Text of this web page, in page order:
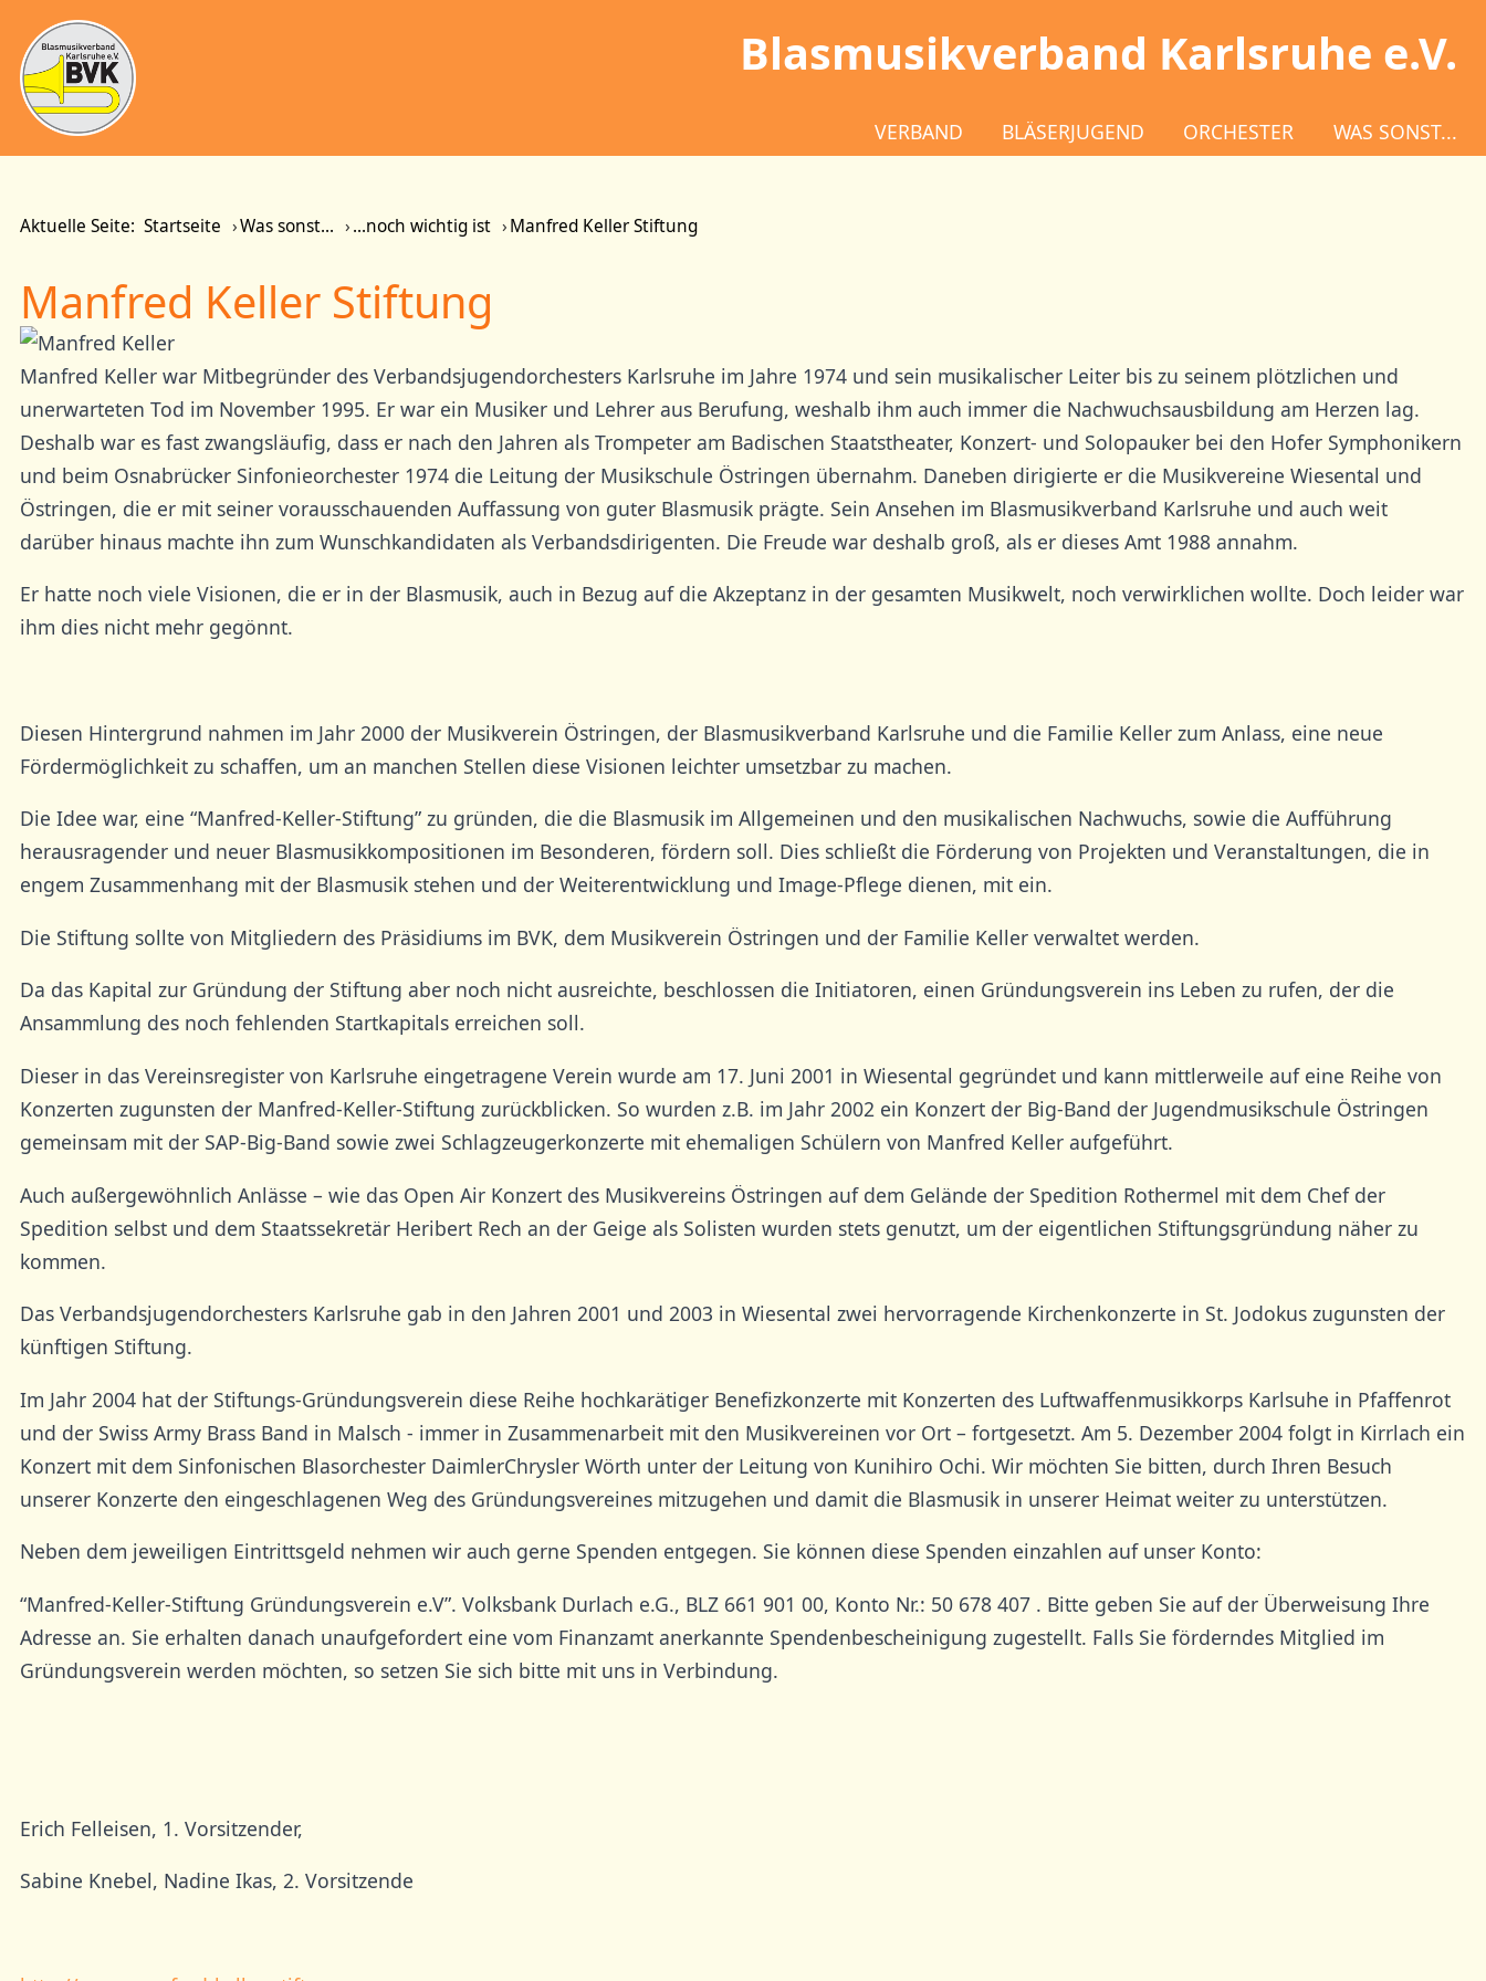
Blasmusikverband Karlsruhe e.V.
VERBAND BLÄSERJUGEND ORCHESTER WAS SONST...
Aktuelle Seite: Startseite Was sonst... ...noch wichtig ist Manfred Keller Stiftung
Manfred Keller Stiftung
Manfred Keller war Mitbegründer des Verbandsjugendorchesters Karlsruhe im Jahre 1974 und sein musikalischer Leiter bis zu seinem plötzlichen und
unerwarteten Tod im November 1995. Er war ein Musiker und Lehrer aus Berufung, weshalb ihm auch immer die Nachwuchsausbildung am Herzen lag.
Deshalb war es fast zwangsläufig, dass er nach den Jahren als Trompeter am Badischen Staatstheater, Konzert- und Solopauker bei den Hofer Symphonikern
und beim Osnabrücker Sinfonieorchester 1974 die Leitung der Musikschule Östringen übernahm. Daneben dirigierte er die Musikvereine Wiesental und
Östringen, die er mit seiner vorausschauenden Auffassung von guter Blasmusik prägte. Sein Ansehen im Blasmusikverband Karlsruhe und auch weit
darüber hinaus machte ihn zum Wunschkandidaten als Verbandsdirigenten. Die Freude war deshalb groß, als er dieses Amt 1988 annahm.
Er hatte noch viele Visionen, die er in der Blasmusik, auch in Bezug auf die Akzeptanz in der gesamten Musikwelt, noch verwirklichen wollte. Doch leider war
ihm dies nicht mehr gegönnt.
Diesen Hintergrund nahmen im Jahr 2000 der Musikverein Östringen, der Blasmusikverband Karlsruhe und die Familie Keller zum Anlass, eine neue
Fördermöglichkeit zu schaffen, um an manchen Stellen diese Visionen leichter umsetzbar zu machen.
Die Idee war, eine “Manfred-Keller-Stiftung” zu gründen, die die Blasmusik im Allgemeinen und den musikalischen Nachwuchs, sowie die Aufführung
herausragender und neuer Blasmusikkompositionen im Besonderen, fördern soll. Dies schließt die Förderung von Projekten und Veranstaltungen, die in
engem Zusammenhang mit der Blasmusik stehen und der Weiterentwicklung und Image-Pflege dienen, mit ein.
Die Stiftung sollte von Mitgliedern des Präsidiums im BVK, dem Musikverein Östringen und der Familie Keller verwaltet werden.
Da das Kapital zur Gründung der Stiftung aber noch nicht ausreichte, beschlossen die Initiatoren, einen Gründungsverein ins Leben zu rufen, der die
Ansammlung des noch fehlenden Startkapitals erreichen soll.
Dieser in das Vereinsregister von Karlsruhe eingetragene Verein wurde am 17. Juni 2001 in Wiesental gegründet und kann mittlerweile auf eine Reihe von
Konzerten zugunsten der Manfred-Keller-Stiftung zurückblicken. So wurden z.B. im Jahr 2002 ein Konzert der Big-Band der Jugendmusikschule Östringen
gemeinsam mit der SAP-Big-Band sowie zwei Schlagzeugerkonzerte mit ehemaligen Schülern von Manfred Keller aufgeführt.
Auch außergewöhnlich Anlässe – wie das Open Air Konzert des Musikvereins Östringen auf dem Gelände der Spedition Rothermel mit dem Chef der
Spedition selbst und dem Staatssekretär Heribert Rech an der Geige als Solisten wurden stets genutzt, um der eigentlichen Stiftungsgründung näher zu
kommen.
Das Verbandsjugendorchesters Karlsruhe gab in den Jahren 2001 und 2003 in Wiesental zwei hervorragende Kirchenkonzerte in St. Jodokus zugunsten der
künftigen Stiftung.
Im Jahr 2004 hat der Stiftungs-Gründungsverein diese Reihe hochkarätiger Benefizkonzerte mit Konzerten des Luftwaffenmusikkorps Karlsuhe in Pfaffenrot
und der Swiss Army Brass Band in Malsch - immer in Zusammenarbeit mit den Musikvereinen vor Ort – fortgesetzt. Am 5. Dezember 2004 folgt in Kirrlach ein
Konzert mit dem Sinfonischen Blasorchester DaimlerChrysler Wörth unter der Leitung von Kunihiro Ochi. Wir möchten Sie bitten, durch Ihren Besuch
unserer Konzerte den eingeschlagenen Weg des Gründungsvereines mitzugehen und damit die Blasmusik in unserer Heimat weiter zu unterstützen.
Neben dem jeweiligen Eintrittsgeld nehmen wir auch gerne Spenden entgegen. Sie können diese Spenden einzahlen auf unser Konto:
“Manfred-Keller-Stiftung Gründungsverein e.V”. Volksbank Durlach e.G., BLZ 661 901 00, Konto Nr.: 50 678 407 . Bitte geben Sie auf der Überweisung Ihre
Adresse an. Sie erhalten danach unaufgefordert eine vom Finanzamt anerkannte Spendenbescheinigung zugestellt. Falls Sie förderndes Mitglied im
Gründungsverein werden möchten, so setzen Sie sich bitte mit uns in Verbindung.
Erich Felleisen, 1. Vorsitzender,
Sabine Knebel, Nadine Ikas, 2. Vorsitzende